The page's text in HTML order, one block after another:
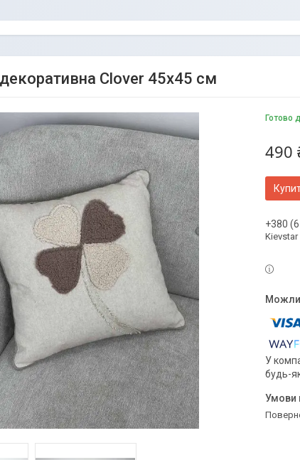
Clover 45х45 см
Готово
490
+380
У
будь-